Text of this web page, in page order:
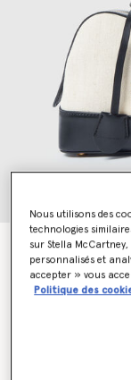
Sac porte
€1,395.00
Nous utilisons des
technologies
sur Stella
personnalisés et
accepter » vous
Politique des